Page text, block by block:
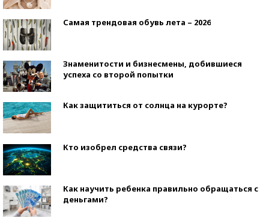
Самая трендовая обувь лета – 2026
Знаменитости и бизнесмены, добившиеся
успеха со второй попытки
Как защититься от солнца на курорте?
Кто изобрел средства связи?
Как научить ребенка правильно обращаться с
деньгами?